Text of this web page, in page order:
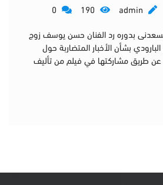
admin
بدوره رد الفنان حسن يوسف زوج
بشأن الأخبار المتضاربة حول
عن طريق مشاركتها في فيلم من تأليف